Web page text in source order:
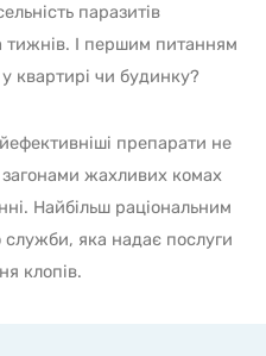
паразитів
тижнів. І першим питанням
квартирі чи будинку?
препарати не
жахливих комах
Найбільш раціональним
яка надає послуги
клопів.